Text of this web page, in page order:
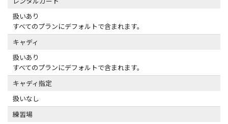
扱いあり
すべてのプランにデフォルトで含まれます。
キャディ
扱いあり
すべてのプランにデフォルトで含まれます。
キャディ指定
扱いなし
練習場